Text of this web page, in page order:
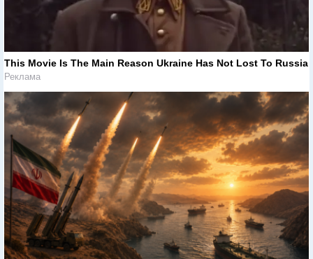
This Movie Is The Main Reason Ukraine Has Not Lost To Russia
Реклама